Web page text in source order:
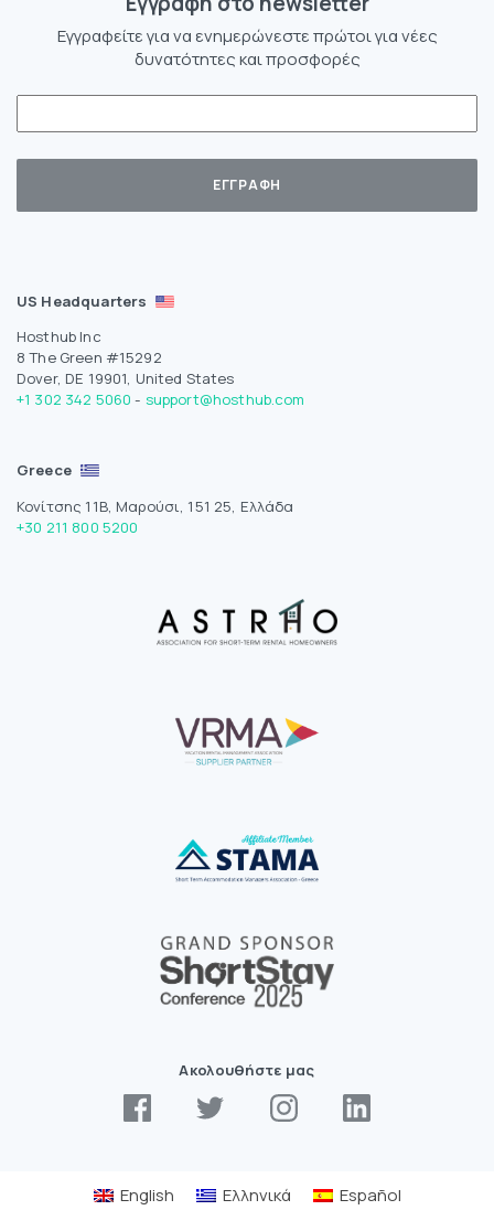
Εγγραφείτε για να ενημερώνεστε πρώτοι για νέες
δυνατότητες και προσφορές
US Headquarters
Hosthub Inc
8 The Green #15292
Dover, DE 19901, United States
+1 302 342 5060 - support@hosthub.com
Greece
Κονίτσης 11Β, Μαρούσι, 151 25, Ελλάδα
+30 211 800 5200
Ακολουθήστε μας
English Ελληνικά Español